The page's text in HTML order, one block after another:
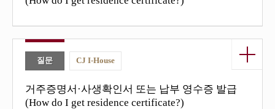
질문 CJ I-House
거주증명서·사생확인서 또는 납부 영수증 발급
(How do I get residence certificate?)
열기/닫